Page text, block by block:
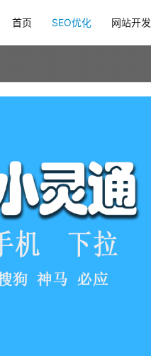
首页 SEO优化 网站开发